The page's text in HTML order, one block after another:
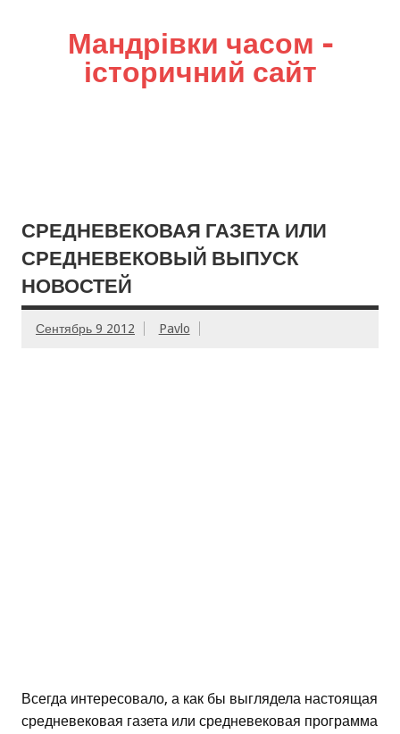
Мандрівки часом –
історичний сайт
СРЕДНЕВЕКОВАЯ ГАЗЕТА ИЛИ
СРЕДНЕВЕКОВЫЙ ВЫПУСК
НОВОСТЕЙ
Сентябрь 9 2012 Pavlo
Всегда интересовало, а как бы выглядела настоящая
средневековая газета или средневековая программа